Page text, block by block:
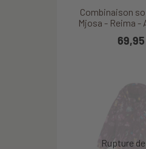
Combinaison
Mjosa - Reima -